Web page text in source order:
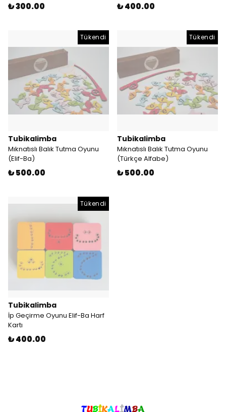
₺ 300.00 ₺ 400.00
Tükendi
Tubikalimba
Mıknatıslı Balık Tutma Oyunu
(Elif-Ba)
₺ 500.00
Tükendi
Tubikalimba
Mıknatıslı Balık Tutma Oyunu
(Türkçe Alfabe)
₺ 500.00
Tükendi
Tubikalimba
İp Geçirme Oyunu Elif-Ba Harf
Kartı
₺ 400.00